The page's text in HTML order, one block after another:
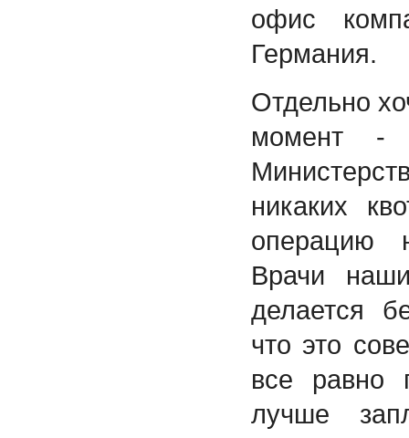
офис
Германия.
Отдельно
момент -
никаких
операцию
Врачи
делается
что это
все равно
лучше